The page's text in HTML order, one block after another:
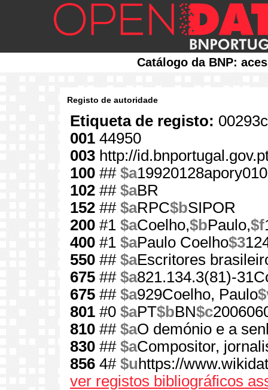
Catálogo da BNP:
Registo de autoridade
Etiqueta de registo:
001 44950
003 http://
100 ## $a
102 ## $aBR
152 ## $aRPC$bSIPOR
200 #1 $aCoelho,$bPaulo,$f
400 #1 $aPaulo Coelho$3
550 ## $aEscritores
675 ## $a821.134.3(81)-
675 ## $a929Coelho, Paulo
801 #0 $aPT$bBN$c
810 ## $aO demónio e a
830 ## $aCompositor,
856 4# $u https://
ver registos bibliográficos